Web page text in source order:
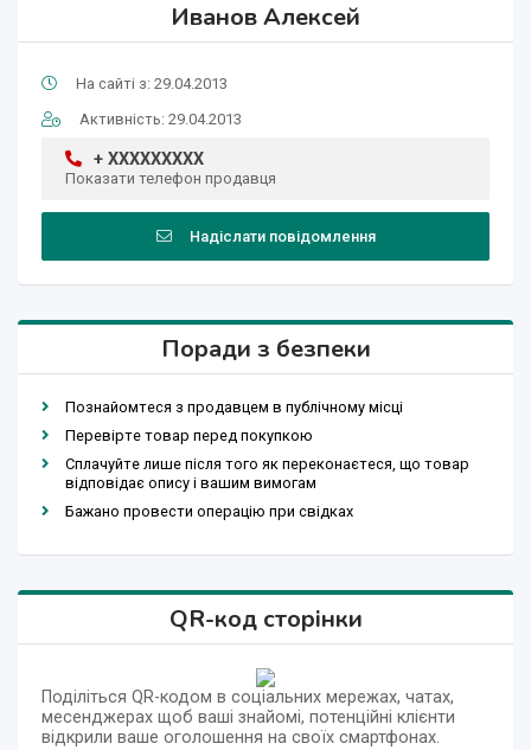
Иванов Алексей
На сайті з: 29.04.2013
Активність: 29.04.2013
+ XXXXXXXXX
Показати телефон продавця
Надіслати повідомлення
Поради з безпеки
Познайомтеся з продавцем в публічному місці
Перевірте товар перед покупкою
Сплачуйте лише після того як переконаєтеся, що товар
відповідає опису і вашим вимогам
Бажано провести операцію при свідках
QR-код сторінки
Поділіться QR-кодом в соціальних мережах, чатах,
месенджерах щоб ваші знайомі, потенційні клієнти
відкрили ваше оголошення на своїх смартфонах.